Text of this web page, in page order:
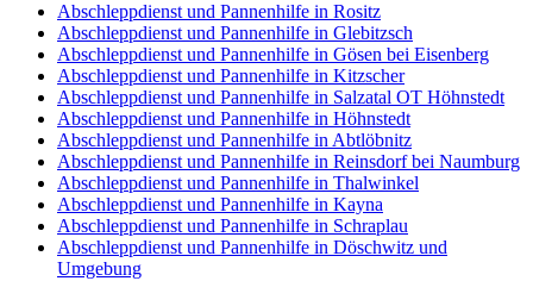
Abschleppdienst und Pannenhilfe in Rositz
Abschleppdienst und Pannenhilfe in Glebitzsch
Abschleppdienst und Pannenhilfe in Gösen bei Eisenberg
Abschleppdienst und Pannenhilfe in Kitzscher
Abschleppdienst und Pannenhilfe in Salzatal OT Höhnstedt
Abschleppdienst und Pannenhilfe in Höhnstedt
Abschleppdienst und Pannenhilfe in Abtlöbnitz
Abschleppdienst und Pannenhilfe in Reinsdorf bei Naumburg
Abschleppdienst und Pannenhilfe in Thalwinkel
Abschleppdienst und Pannenhilfe in Kayna
Abschleppdienst und Pannenhilfe in Schraplau
Abschleppdienst und Pannenhilfe in Döschwitz und
Umgebung